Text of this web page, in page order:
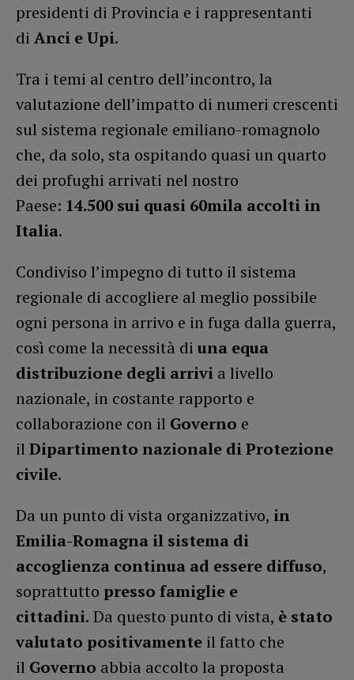
presidenti di Provincia e i rappresentanti
di Anci e Upi.
Tra i temi al centro dell’incontro, la
valutazione dell’impatto di numeri crescenti
sul sistema regionale emiliano-romagnolo
che, da solo, sta ospitando quasi un quarto
dei profughi arrivati nel nostro
Paese: 14.500 sui quasi 60mila accolti in
Italia.
Condiviso l’impegno di tutto il sistema
regionale di accogliere al meglio possibile
ogni persona in arrivo e in fuga dalla guerra,
così come la necessità di una equa
distribuzione degli arrivi a livello
nazionale, in costante rapporto e
collaborazione con il Governo e
il Dipartimento nazionale di Protezione
civile.
Da un punto di vista organizzativo, in
Emilia-Romagna il sistema di
accoglienza continua ad essere diffuso,
soprattutto presso famiglie e
cittadini. Da questo punto di vista, è stato
valutato positivamente il fatto che
il Governo abbia accolto la proposta